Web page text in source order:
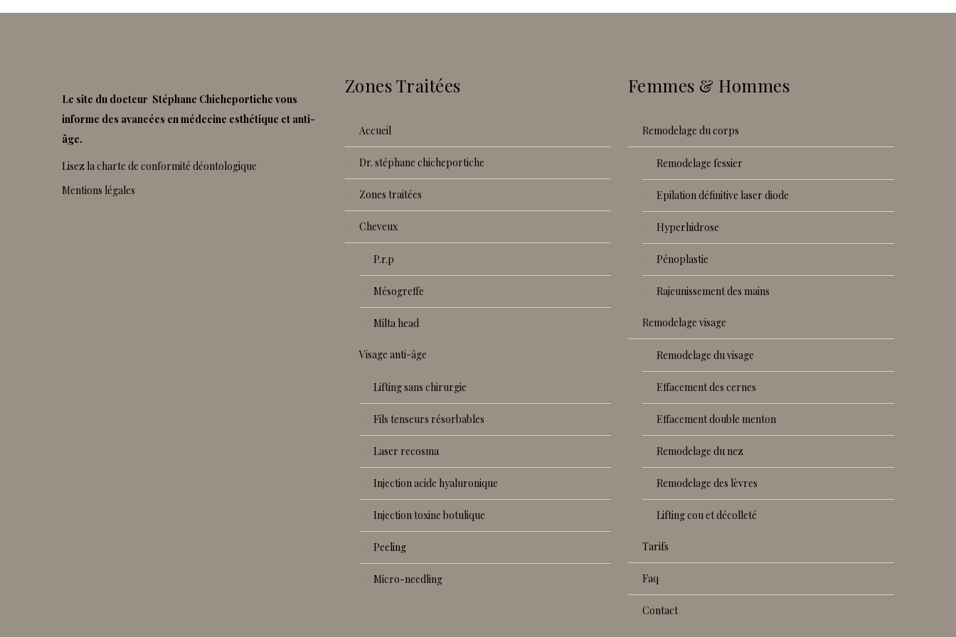
Le site du docteur Stéphane Chicheportiche vous
informe des avancées en médecine esthétique et anti-
âge.
Lisez la charte de conformité déontologique
Mentions légales
Zones Traitées
accueil
dr. stéphane chicheportiche
zones traitées
cheveux
p.r.p
mésogreffe
milta head
visage anti-âge
lifting sans chirurgie
fils tenseurs résorbables
laser recosma
injection acide hyaluronique
injection toxine botulique
peeling
micro-needling
Femmes & Hommes
remodelage du corps
remodelage fessier
epilation définitive laser diode
hyperhidrose
pénoplastie
rajeunissement des mains
remodelage visage
remodelage du visage
effacement des cernes
effacement double menton
remodelage du nez
remodelage des lèvres
lifting cou et décolleté
tarifs
faq
contact